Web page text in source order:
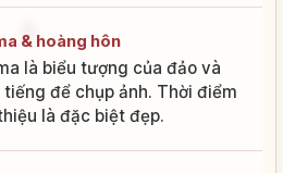
& hoàng hôn
là biểu tượng của đảo và
để chụp ảnh. Thời điểm
là đặc biệt đẹp.